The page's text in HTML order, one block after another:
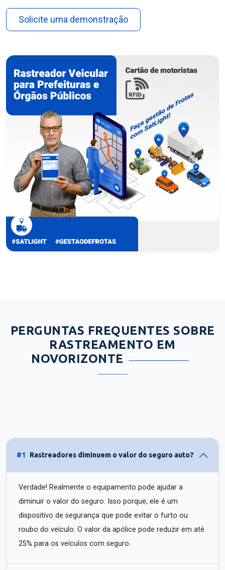
Solicite uma demonstração
PERGUNTAS FREQUENTES SOBRE
RASTREAMENTO EM
NOVORIZONTE
#1 Rastreadores diminuem o valor do seguro auto?
Verdade! Realmente o equipamento pode ajudar a
diminuir o valor do seguro. Isso porque, ele é um
dispositivo de segurança que pode evitar o furto ou
roubo do veículo. O valor da apólice pode reduzir em até
25% para os veículos com seguro.